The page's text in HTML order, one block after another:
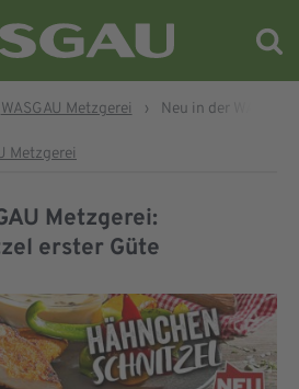
WASGAU Metzgerei › Neu in der
Metzgerei
Metzgerei:
erster Güte